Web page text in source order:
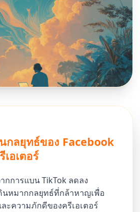
กลยุทธ์ของ Facebook
อเตอร์
การแบน TikTok ลดลง
นหมากกลยุทธ์ที่กล้าหาญเพื่อ
ะความภักดีของครีเอเตอร์